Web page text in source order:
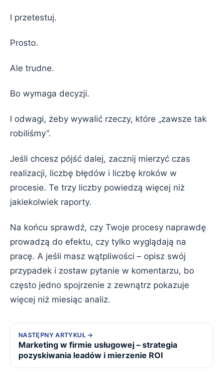
I przetestuj.
Prosto.
Ale trudne.
Bo wymaga decyzji.
I odwagi, żeby wywalić rzeczy, które „zawsze tak
robiliśmy”.
Jeśli chcesz pójść dalej, zacznij mierzyć czas
realizacji, liczbę błędów i liczbę kroków w
procesie. Te trzy liczby powiedzą więcej niż
jakiekolwiek raporty.
Na końcu sprawdź, czy Twoje procesy naprawdę
prowadzą do efektu, czy tylko wyglądają na
pracę. A jeśli masz wątpliwości – opisz swój
przypadek i zostaw pytanie w komentarzu, bo
często jedno spojrzenie z zewnątrz pokazuje
więcej niż miesiąc analiz.
NASTĘPNY ARTYKUŁ
Marketing w firmie usługowej – strategia
pozyskiwania leadów i mierzenie ROI